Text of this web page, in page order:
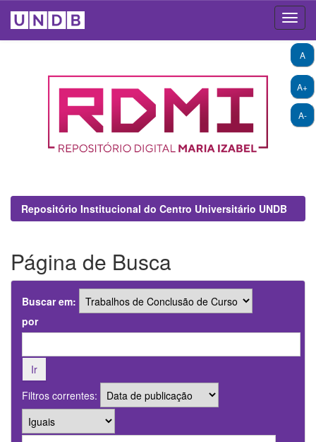
A+
A-
A
Repositório Institucional do Centro Universitário UNDB
Página de Busca
Buscar em:
por
Filtros correntes: